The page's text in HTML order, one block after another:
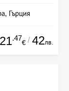
Гърция
21.47
€ / 42лв.